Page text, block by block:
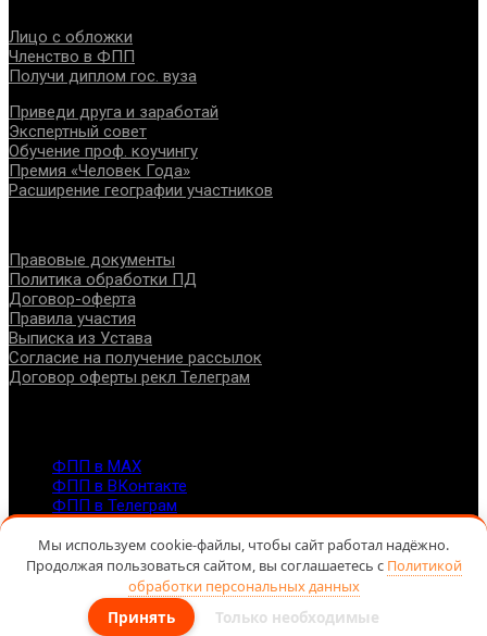
Лицо с обложки
Членство в ФПП
Получи диплом гос. вуза
Приведи друга и заработай
Экспертный совет
Обучение проф. коучингу
Премия «Человек Года»
Расширение географии участников
Правовые документы
Политика обработки ПД
Договор-оферта
Правила участия
Выписка из Устава
Согласие на получение рассылок
Договор оферты рекл Телеграм
ФПП в МАХ
ФПП в ВКонтакте
ФПП в Телеграм
7-495-127-10-45
@ Федерация помогающих профессий, 2026
Мы используем cookie-файлы, чтобы сайт работал надёжно.
Продолжая пользоваться сайтом, вы соглашаетесь с Политикой
обработки персональных данных
Принять Только необходимые